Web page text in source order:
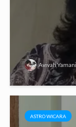
Avivah Yamani
ASTRO WICARA